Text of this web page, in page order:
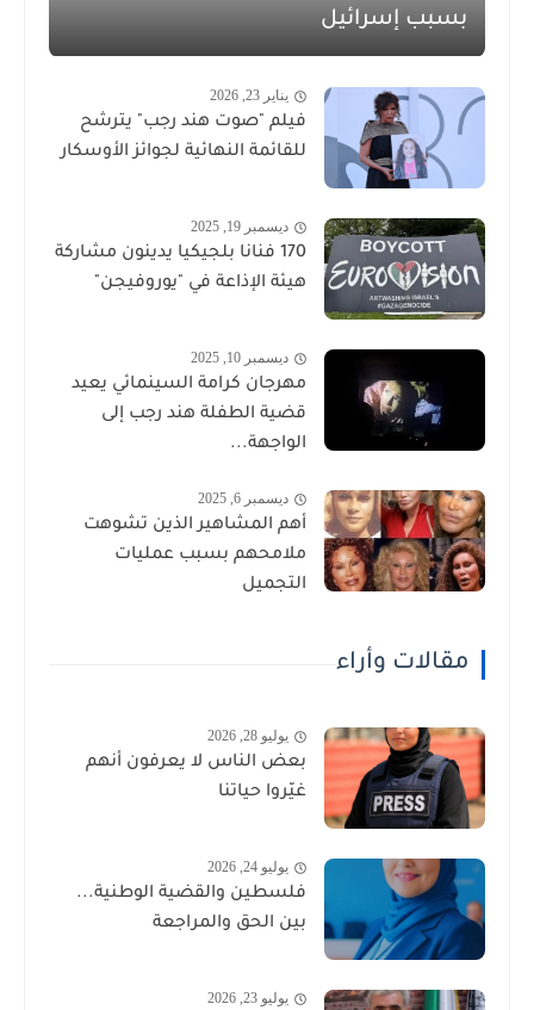
بسبب إسرائيل
يناير 23, 2026
فيلم "صوت هند رجب" يترشح
للقائمة النهائية لجوائز الأوسكار
ديسمبر 19, 2025
170 فنانا بلجيكيا يدينون مشاركة
هيئة الإذاعة في "يوروفيجن"
ديسمبر 10, 2025
مهرجان كرامة السينمائي يعيد
قضية الطفلة هند رجب إلى
الواجهة...
ديسمبر 6, 2025
أهم المشاهير الذين تشوهت
ملامحهم بسبب عمليات
التجميل
مقالات وأراء
يوليو 28, 2026
بعض الناس لا يعرفون أنهم
غيّروا حياتنا
يوليو 24, 2026
فلسطين والقضية الوطنية...
بين الحق والمراجعة
يوليو 23, 2026